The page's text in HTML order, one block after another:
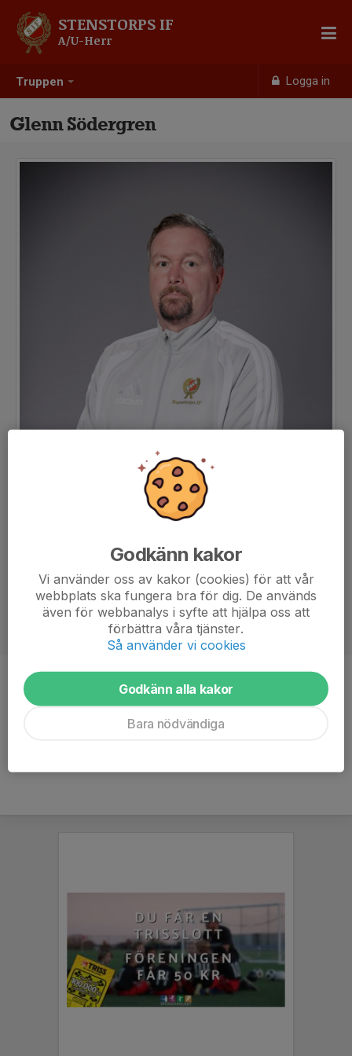
Truppen Logga in
STENSTORPS IF
A/U-Herr
Glenn Södergren
Titel
Ålder
52 år
Godkänn kakor
Vi använder oss av kakor (cookies) för att vår
webbplats ska fungera bra för dig. De används
även för webbanalys i syfte att hjälpa oss att
förbättra våra tjänster.
Så använder vi cookies
Godkänn alla kakor
Bara nödvändiga